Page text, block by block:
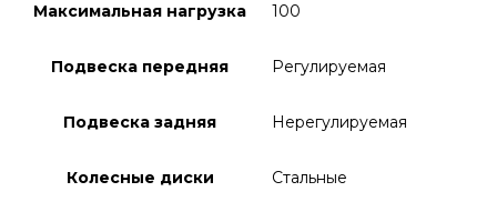
Максимальная нагрузка 100
Подвеска передняя Регулируемая
Подвеска задняя Нерегулируемая
Колесные диски Стальные